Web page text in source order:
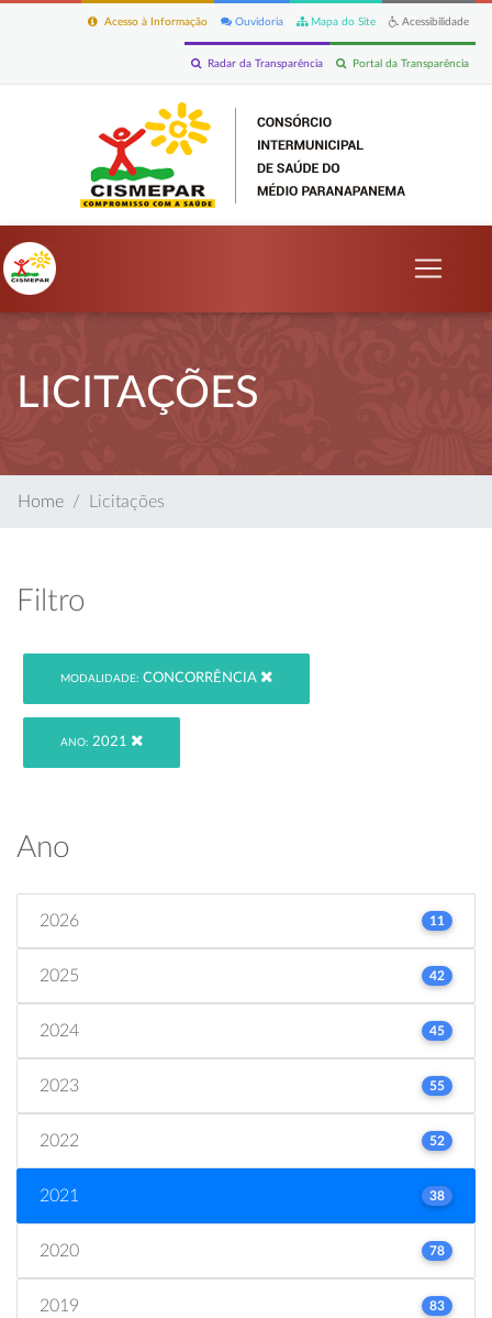
Acessibilidade
Mapa do Site
Ouvidoria
Acesso à Informação
Portal da Transparência
Radar da Transparência
LICITAÇÕES
Home Licitações
Filtro
MODALIDADE: CONCORRÊNCIA
ANO: 2021
Ano
2026 11
2025 42
2024 45
2023 55
2022 52
2021 38
2020 78
2019 83